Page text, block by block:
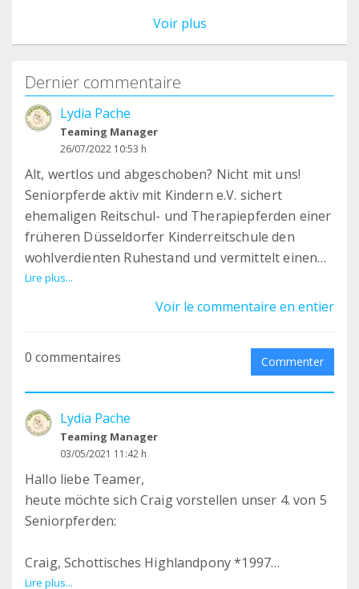
Voir plus
Dernier commentaire
Lydia Pache
Teaming Manager
26/07/2022 10:53 h
Alt, wertlos und abgeschoben? Nicht mit uns!
Seniorpferde aktiv mit Kindern e.V. sichert
ehemaligen Reitschul- und Therapiepferden einer
früheren Düsseldorfer Kinderreitschule den
wohlverdienten Ruhestand und vermittelt einen
wertschätzenden Umgang mit den alten Pferden
und Ponys. Denn das haben die Tiere verdient.
sie auch weiterhin tun. Doch dazu brauchen die
Auf Gut Rodeberg in Düsseldorf erfahren Kinder,
aber auch Erwachsene, dass man mit alten
immer noch viel Spaß haben und tolle Sachen
machen kann. Die Tiere freuen sich z. B. auf
Waldspaziergänge, Bodenarbeit, Pferdeparcours
Menschen, die Pferdesprache zu erlernen, in der
Lire plus...
Voir le commentaire en entier
0 commentaires Commenter
Lydia Pache
Teaming Manager
03/05/2021 11:42 h
Hallo liebe Teamer,
heute möchte sich Craig vorstellen unser 4. von 5
Seniorpferden:
Craig, Schottisches Highlandpony *1997
Lire plus...